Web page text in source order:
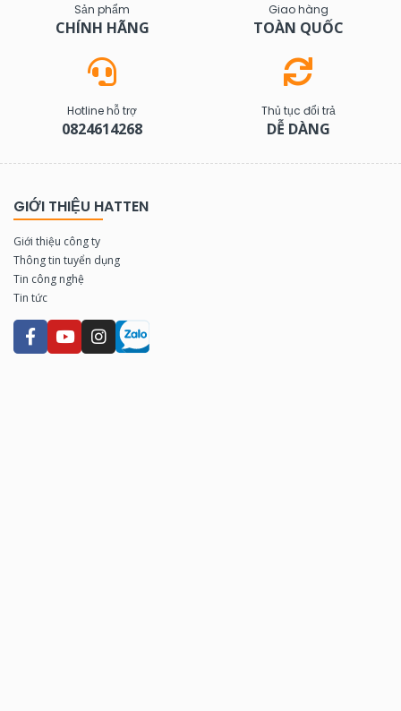
Sản phẩm
CHÍNH HÃNG
Giao hàng
TOÀN QUỐC
Hotline hỗ trợ
0824614268
Thủ tục đổi trả
DỄ DÀNG
GIỚI THIỆU HATTEN
Giới thiệu công ty
Thông tin tuyển dụng
Tin công nghệ
Tin tức